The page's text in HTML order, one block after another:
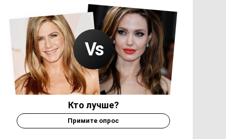
Кто лучше?
Примите опрос